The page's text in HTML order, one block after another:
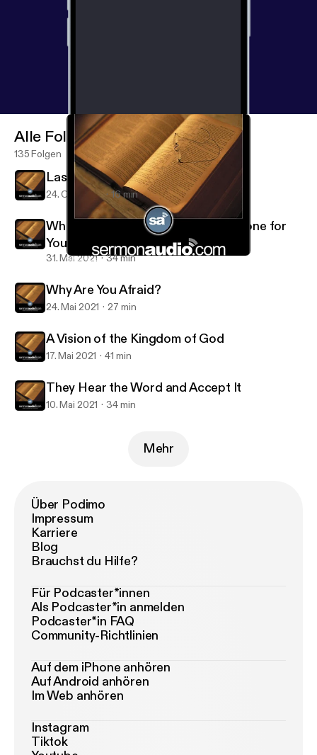
Why Are You Afraid?
Alle Folgen
135 Folgen
Last of All and Servant of All
24. Okt. 2021 16 min
What Great Things the Lord Has Done for
You
31. Mai 2021 34 min
Why Are You Afraid?
24. Mai 2021 27 min
A Vision of the Kingdom of God
17. Mai 2021 41 min
They Hear the Word and Accept It
10. Mai 2021 34 min
Mehr
Über Podimo
Impressum
Karriere
Blog
Brauchst du Hilfe?
Für Podcaster*innen
Als Podcaster*in anmelden
Podcaster*in FAQ
Community-Richtlinien
Auf dem iPhone anhören
Auf Android anhören
Im Web anhören
Instagram
Tiktok